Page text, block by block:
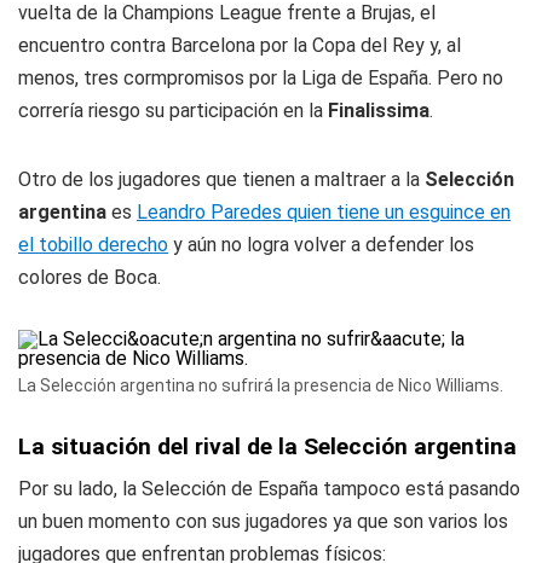
vuelta de la Champions League frente a Brujas, el
encuentro contra Barcelona por la Copa del Rey y, al
menos, tres cormpromisos por la Liga de España. Pero no
correría riesgo su participación en la Finalissima.
Otro de los jugadores que tienen a maltraer a la Selección
argentina es Leandro Paredes quien tiene un esguince en
el tobillo derecho y aún no logra volver a defender los
colores de Boca.
La Selección argentina no sufrirá la presencia de Nico Williams.
La situación del rival de la Selección argentina
Por su lado, la Selección de España tampoco está pasando
un buen momento con sus jugadores ya que son varios los
jugadores que enfrentan problemas físicos: